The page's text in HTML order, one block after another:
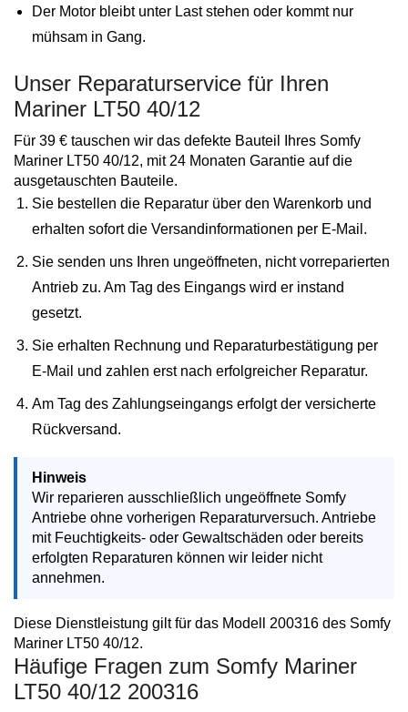
Der Motor bleibt unter Last stehen oder kommt nur
mühsam in Gang.
Unser Reparaturservice für Ihren
Mariner LT50 40/12
Für 39 € tauschen wir das defekte Bauteil Ihres Somfy
Mariner LT50 40/12, mit 24 Monaten Garantie auf die
ausgetauschten Bauteile.
Sie bestellen die Reparatur über den Warenkorb und
erhalten sofort die Versandinformationen per E-Mail.
Sie senden uns Ihren ungeöffneten, nicht vorreparierten
Antrieb zu. Am Tag des Eingangs wird er instand
gesetzt.
Sie erhalten Rechnung und Reparaturbestätigung per
E-Mail und zahlen erst nach erfolgreicher Reparatur.
Am Tag des Zahlungseingangs erfolgt der versicherte
Rückversand.
Hinweis
Wir reparieren ausschließlich ungeöffnete Somfy
Antriebe ohne vorherigen Reparaturversuch. Antriebe
mit Feuchtigkeits- oder Gewaltschäden oder bereits
erfolgten Reparaturen können wir leider nicht
annehmen.
Diese Dienstleistung gilt für das Modell 200316 des Somfy
Mariner LT50 40/12.
Häufige Fragen zum Somfy Mariner
LT50 40/12 200316